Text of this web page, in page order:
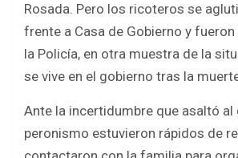
Rosada. Pero los ricoteros se
frente a Casa de Gobierno y
la Policía, en otra muestra de la
se vive en el gobierno tras la
Ante la incertidumbre que asaltó al
peronismo estuvieron rápidos de